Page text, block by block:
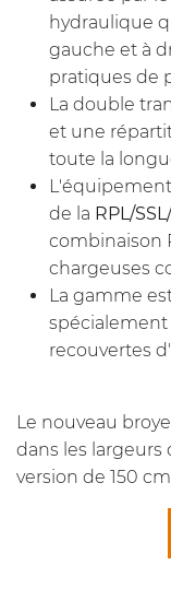
hydraulique
gauche et à
pratiques de
La double
et une
toute la
de la RPL/
combinaison
chargeuses
La gamme
spécialement
recouvertes
Le nouveau
dans les largeurs
version de 150